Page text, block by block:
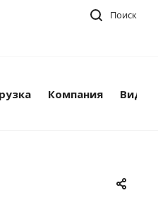
Поиск
Компания Видео